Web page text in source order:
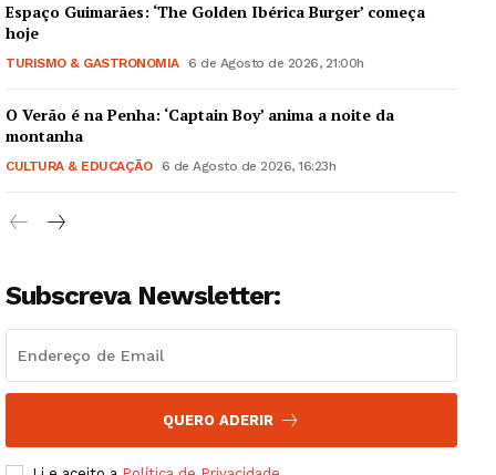
Guimarães, agora!
Institucional
Artigos
Edição Digital
Grande Entrevista
Espaço Guimarães: ‘The Golden Ibérica Burger’ começa
hoje
TURISMO & GASTRONOMIA 6 de Agosto de 2026, 21:00h
O Verão é na Penha: ‘Captain Boy’ anima a noite da
montanha
CULTURA & EDUCAÇÃO 6 de Agosto de 2026, 16:23h
Subscreva Newsletter:
QUERO ADERIR